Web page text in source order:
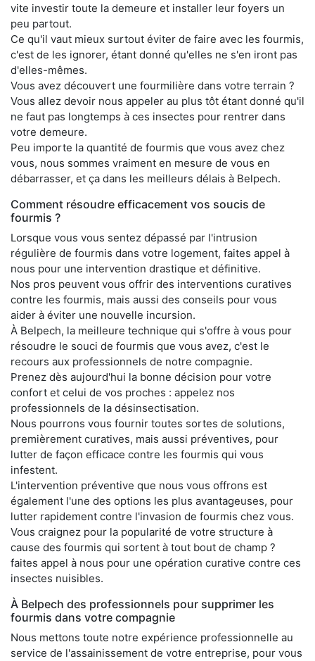
vite investir toute la demeure et installer leur foyers un
peu partout.
Ce qu'il vaut mieux surtout éviter de faire avec les fourmis,
c'est de les ignorer, étant donné qu'elles ne s'en iront pas
d'elles-mêmes.
Vous avez découvert une fourmilière dans votre terrain ?
Vous allez devoir nous appeler au plus tôt étant donné qu'il
ne faut pas longtemps à ces insectes pour rentrer dans
votre demeure.
Peu importe la quantité de fourmis que vous avez chez
vous, nous sommes vraiment en mesure de vous en
débarrasser, et ça dans les meilleurs délais à Belpech.
Comment résoudre efficacement vos soucis de
fourmis ?
Lorsque vous vous sentez dépassé par l'intrusion
régulière de fourmis dans votre logement, faites appel à
nous pour une intervention drastique et définitive.
Nos pros peuvent vous offrir des interventions curatives
contre les fourmis, mais aussi des conseils pour vous
aider à éviter une nouvelle incursion.
À Belpech, la meilleure technique qui s'offre à vous pour
résoudre le souci de fourmis que vous avez, c'est le
recours aux professionnels de notre compagnie.
Prenez dès aujourd'hui la bonne décision pour votre
confort et celui de vos proches : appelez nos
professionnels de la désinsectisation.
Nous pourrons vous fournir toutes sortes de solutions,
premièrement curatives, mais aussi préventives, pour
lutter de façon efficace contre les fourmis qui vous
infestent.
L'intervention préventive que nous vous offrons est
également l'une des options les plus avantageuses, pour
lutter rapidement contre l'invasion de fourmis chez vous.
Vous craignez pour la popularité de votre structure à
cause des fourmis qui sortent à tout bout de champ ?
faites appel à nous pour une opération curative contre ces
insectes nuisibles.
À Belpech des professionnels pour supprimer les
fourmis dans votre compagnie
Nous mettons toute notre expérience professionnelle au
service de l'assainissement de votre entreprise, pour vous